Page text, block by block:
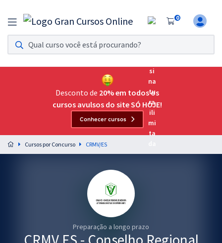
0
Assinatura Ilimitada 11
Acesso a todos os cursos. Teste grátis por 7 dias!
Assinatura OAB Até Passar
Acesso ilimitado a toda preparação para o Exame da
Preparação completa e intensiva para as principais
residências em saúde do Brasil
Desconto de 20% em todos os
cursos avulsos do site SÓ HOJE!
Conhecer cursos
Cursos por Concurso CRMV/ES
Preparação a longo prazo